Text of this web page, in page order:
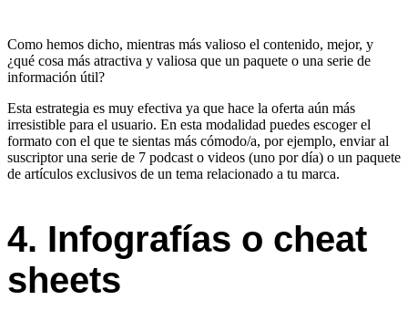
Como hemos dicho, mientras más valioso el contenido, mejor, y
¿qué cosa más atractiva y valiosa que un paquete o una serie de
información útil?
Esta estrategia es muy efectiva ya que hace la oferta aún más
irresistible para el usuario. En esta modalidad puedes escoger el
formato con el que te sientas más cómodo/a, por ejemplo, enviar al
suscriptor una serie de 7 podcast o videos (uno por día) o un paquete
de artículos exclusivos de un tema relacionado a tu marca.
4. Infografías o cheat
sheets